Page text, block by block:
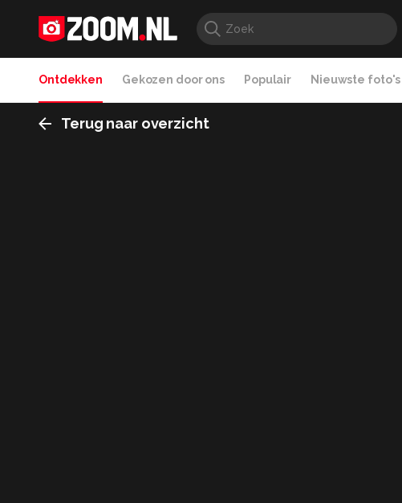
Ontdekken Gekozen door ons Populair Nieuwste foto's
Terug naar overzicht